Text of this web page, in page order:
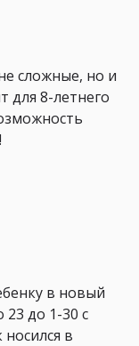
сложные, но и
для 8-летнего
в новый
23 до 1-30 с
в